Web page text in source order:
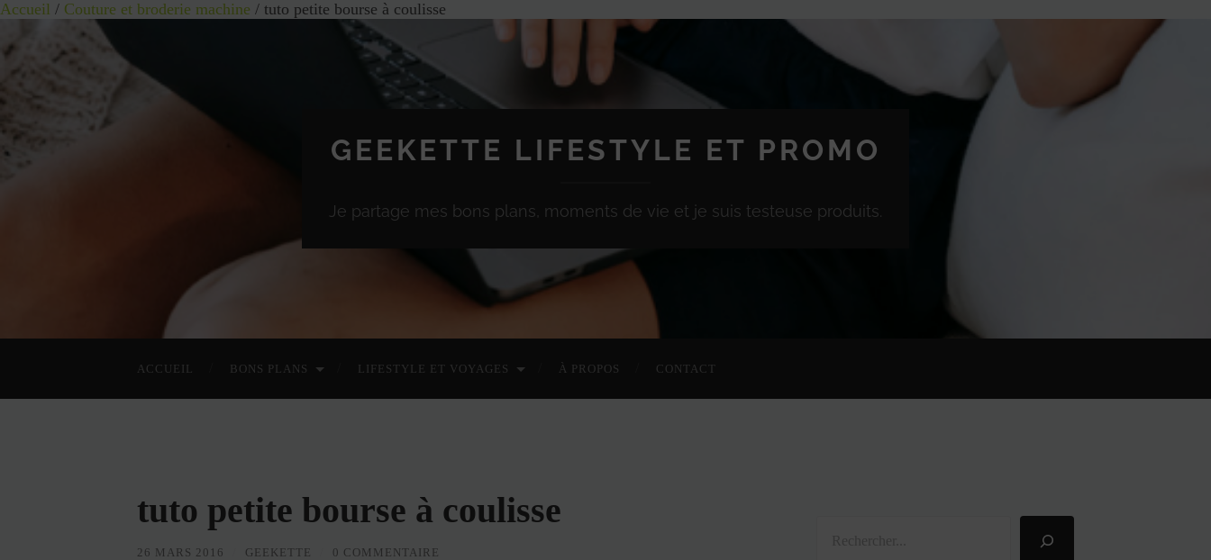
Accueil / Couture et broderie machine / tuto petite bourse à coulisse
GEEKETTE LIFESTYLE ET PROMO
Je partage mes bons plans, moments de vie et je suis testeuse produits.
ACCUEIL BONS PLANS LIFESTYLE ET VOYAGES À PROPOS CONTACT
tuto petite bourse à coulisse
26 MARS 2016 GEEKETTE 0 COMMENTAIRE